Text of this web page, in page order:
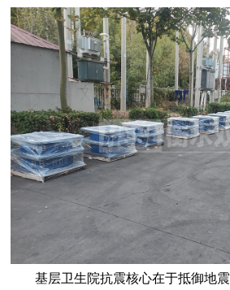
基层卫生院抗震核心在于抵御地